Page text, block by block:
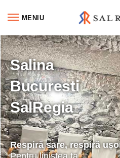
MENIU
Salina
Bucuresti
SalRegia
Respiră sare, respiră
Pentru liniștea ta.